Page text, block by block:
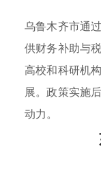
乌鲁木齐市通
供财务补助与
高校和科研机
展。政策实施
动力。